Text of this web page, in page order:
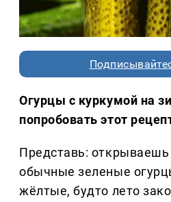
Огурцы с куркумой на
попробовать этот
Представь: открываешь
обычные зеленые
жёлтые, будто лето